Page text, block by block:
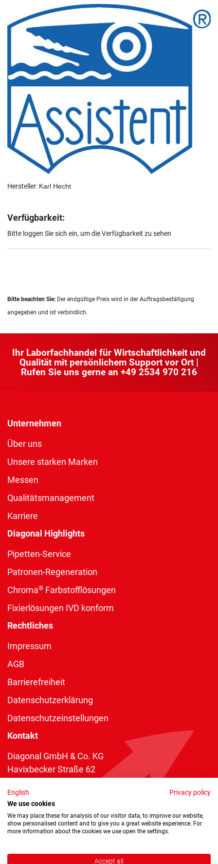
Hersteller: Karl Hecht
Verfügbarkeit:
Bitte loggen Sie sich ein, um die Verfügbarkeit zu sehen
Bitte beachten Sie: Der endgültige Preis wird in der Auftragsbestätigung
angegeben und ist verbindlich.
Ihr Laborfachhandel für Wirtschaftlichkeit und
Qualität mit persönlichem Support vor Ort |
Rufen Sie uns gerne an +49 2534 970 216
Unternehmen
Über uns
Unsere starken Marken
Messen
Qualitätsmanagement
Karriere
Diagonal Highlights
Pipetten-Service
Patronen-Regeneration
Chroma® Farbstofflösungen
Fixierlösungen IVD konform
Rechtliches
Impressum
AGB
Barrierefreiheit
Datenschutzerklärung
Datenschutzeinstellungen
Kontakt
Diagonal GmbH & Co. KG
Havixbecker Straße 62
Telefon:+49 2534 970 216
Telefax: +49 2534 970 116
info@diagonal.de
English
Privacy policy
We use cookies
We may place these for analysis of our visitor data, to improve our website,
show personalised content and to give you a great website experience. For
more information about the cookies we use open the settings.
Accept all